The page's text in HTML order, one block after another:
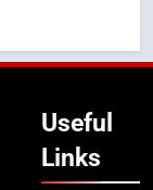
कॉरिडोर से जुड़ी
समयबद्ध एवं
करने के
कोई समझौता
Useful
Links